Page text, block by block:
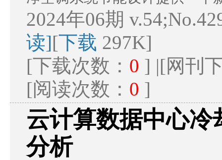
2024年06期
读][下载 297K]
[下载次数： 0 ] |[网刊
[阅读次数： 0 ]
云计算数据中心
分析